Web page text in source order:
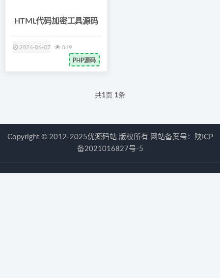
HTML代码加密工具源码
2026-06-07 849
PHP源码
共1 页 1条
Copyright © 2012-2025优源码站 版权所有 网站备案号：
陕ICP
备2021016827号-5